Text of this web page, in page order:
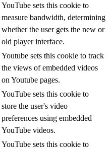
YouTube sets this cookie to
measure bandwidth, determining
whether the user gets the new or
old player interface.
Youtube sets this cookie to track
the views of embedded videos
on Youtube pages.
YouTube sets this cookie to
store the user's video
preferences using embedded
YouTube videos.
YouTube sets this cookie to